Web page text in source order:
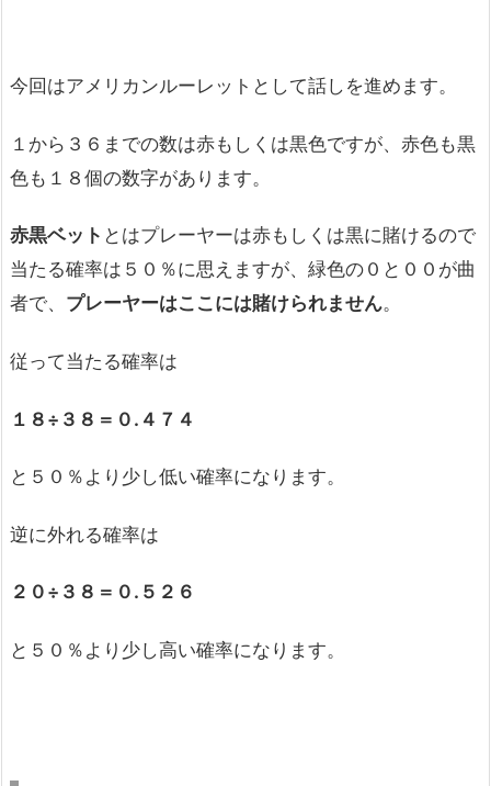
今回はアメリカンルーレットとして話しを進めます。
１から３６までの数は赤もしくは黒色ですが、赤色も黒
色も１８個の数字があります。
赤黒ベット とはプレーヤーは赤もしくは黒に賭けるので
当たる確率は５０％に思えますが、緑色の０と００が曲
者で、 プレーヤーはここには賭けられません。
従って当たる確率は
１８÷３８＝０. ４７４
と５０％より少し低い確率になります。
逆に外れる確率は
２０÷３８＝０. ５２６
と５０％より少し高い確率になります。